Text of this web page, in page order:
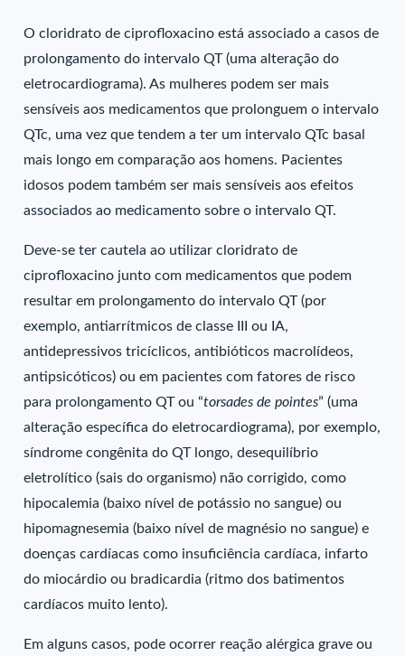
O cloridrato de ciprofloxacino está associado a casos de
prolongamento do intervalo QT (uma alteração do
eletrocardiograma). As mulheres podem ser mais
sensíveis aos medicamentos que prolonguem o intervalo
QTc, uma vez que tendem a ter um intervalo QTc basal
mais longo em comparação aos homens. Pacientes
idosos podem também ser mais sensíveis aos efeitos
associados ao medicamento sobre o intervalo QT.
Deve-se ter cautela ao utilizar cloridrato de
ciprofloxacino junto com medicamentos que podem
resultar em prolongamento do intervalo QT (por
exemplo, antiarrítmicos de classe III ou IA,
antidepressivos tricíclicos, antibióticos macrolídeos,
antipsicóticos) ou em pacientes com fatores de risco
para prolongamento QT ou “torsades de pointes” (uma
alteração específica do eletrocardiograma), por exemplo,
síndrome congênita do QT longo, desequilíbrio
eletrolítico (sais do organismo) não corrigido, como
hipocalemia (baixo nível de potássio no sangue) ou
hipomagnesemia (baixo nível de magnésio no sangue) e
doenças cardíacas como insuficiência cardíaca, infarto
do miocárdio ou bradicardia (ritmo dos batimentos
cardíacos muito lento).
Em alguns casos, pode ocorrer reação alérgica grave ou